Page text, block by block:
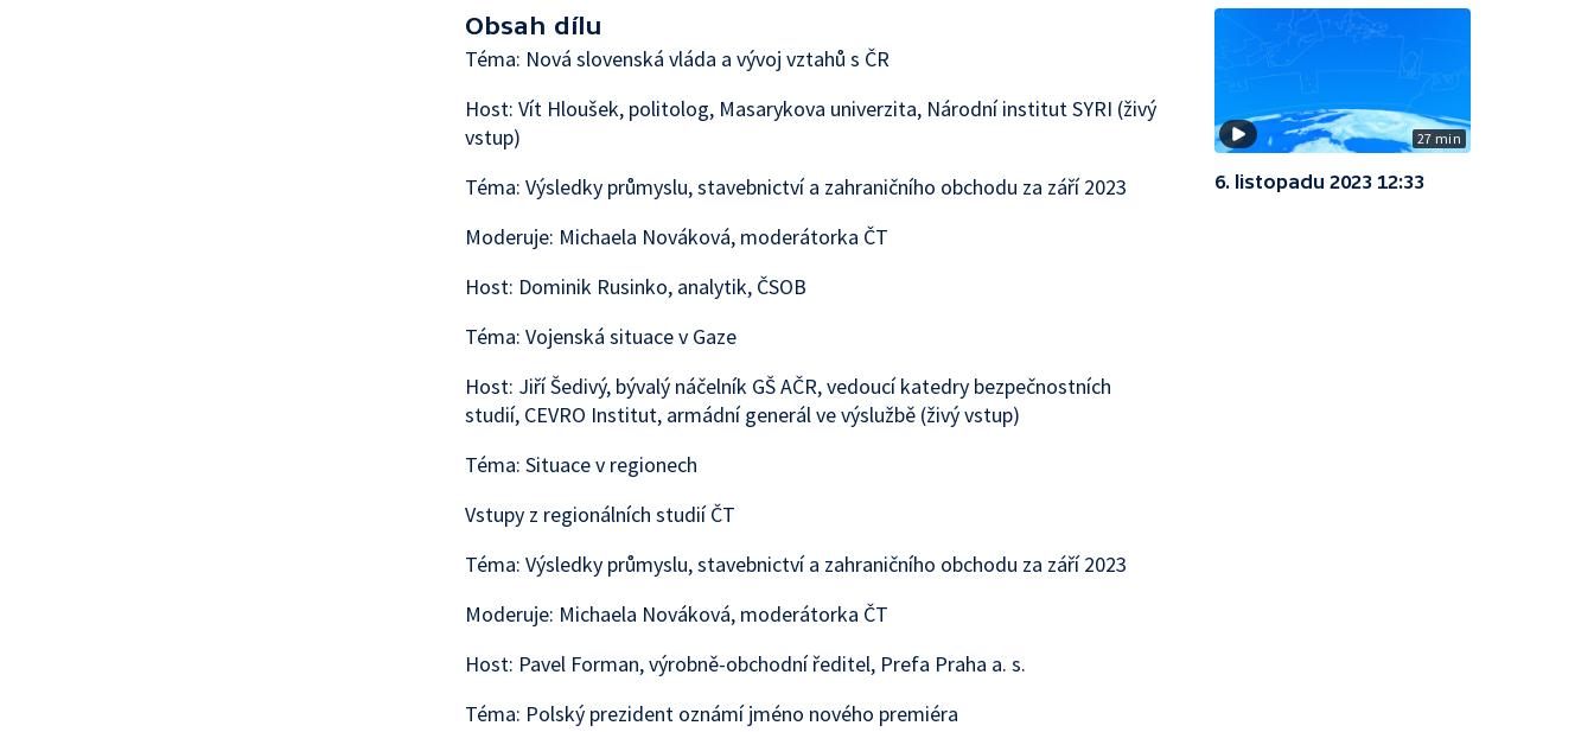
Obsah dílu
Téma: Nová slovenská vláda a vývoj vztahů s ČR
Host: Vít Hloušek, politolog, Masarykova univerzita, Národní institut SYRI (živý
vstup)
Téma: Výsledky průmyslu, stavebnictví a zahraničního obchodu za září 2023
Moderuje: Michaela Nováková, moderátorka ČT
Host: Dominik Rusinko, analytik, ČSOB
Téma: Vojenská situace v Gaze
Host: Jiří Šedivý, bývalý náčelník GŠ AČR, vedoucí katedry bezpečnostních
studií, CEVRO Institut, armádní generál ve výslužbě (živý vstup)
Téma: Situace v regionech
Vstupy z regionálních studií ČT
Téma: Výsledky průmyslu, stavebnictví a zahraničního obchodu za září 2023
Moderuje: Michaela Nováková, moderátorka ČT
Host: Pavel Forman, výrobně-obchodní ředitel, Prefa Praha a. s.
Téma: Polský prezident oznámí jméno nového premiéra
27 min
6. listopadu 2023 12:33